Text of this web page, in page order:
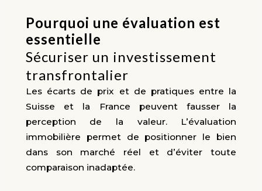
Pourquoi une évaluation est
essentielle
Sécuriser un investissement
transfrontalier
Les écarts de prix et de pratiques entre la
Suisse et la France peuvent fausser la
perception de la valeur. L’évaluation
immobilière permet de positionner le bien
dans son marché réel et d’éviter toute
comparaison inadaptée.